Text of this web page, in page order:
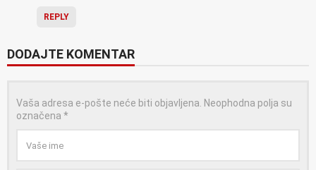
REPLY
DODAJTE KOMENTAR
Vaša adresa e-pošte neće biti objavljena. Neophodna polja su
označena *